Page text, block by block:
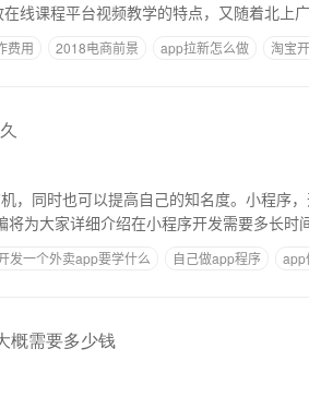
线课程平台视频教学的特点，又随着北上
费用 2018电商前景 app拉新怎么做 淘宝
，同时也可以提高自己的知名度。小程序
为大家详细介绍在小程序开发需要多长时
发一个外卖app要学什么 自己做app程序
app
概需要多少钱